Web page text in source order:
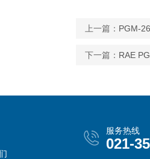
上一篇： PGM-
下一篇： RAE
服务热线
021-